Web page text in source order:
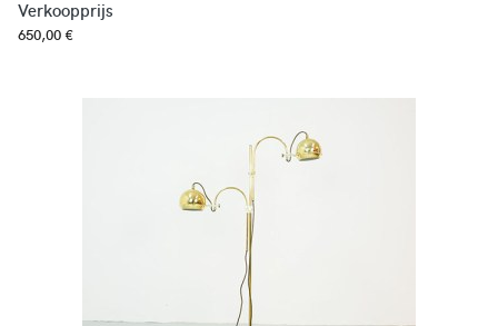
Verkoopprijs
650,00 €